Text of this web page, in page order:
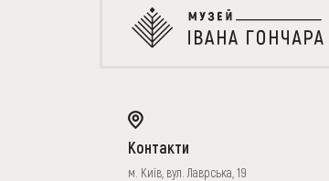
Контакти
м. Київ, вул. Лаврська, 19